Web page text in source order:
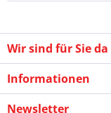
Wir sind für Sie da
Informationen
Newsletter